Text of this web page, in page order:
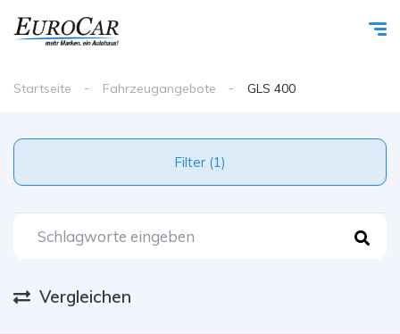
Startseite Fahrzeugangebote GLS 400
Filter (1)
Vergleichen